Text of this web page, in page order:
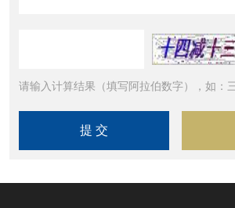
请输入计算结果（填写阿拉伯数字），如：